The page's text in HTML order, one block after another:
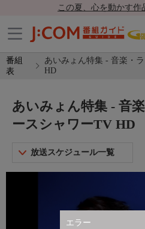
この夏、心を動かす作
番組
表
あいみょん特集 - 音楽・
HD
エラー
あいみょん特集 - 音
ースシャワーTV HD
放送スケジュール一覧